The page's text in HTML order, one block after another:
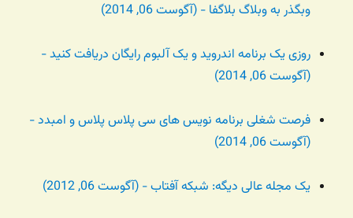
وبگذر به وبلاگ بلاگفا - (آگوست 06, 2014)
روزی یک برنامه اندروید و یک آلبوم رایگان دریافت کنید -
(آگوست 06, 2014)
فرصت شغلی برنامه نویس های سی پلاس پلاس و امبدد -
(آگوست 06, 2014)
یک مجله عالی دیگه: شبکه آفتاب - (آگوست 06, 2012)